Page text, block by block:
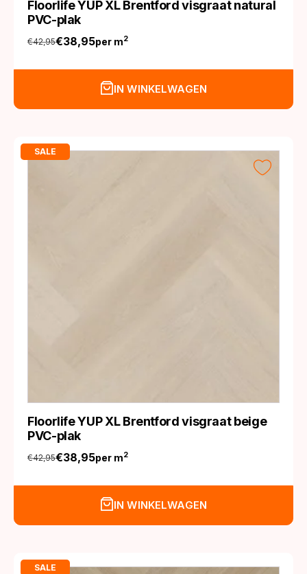
Floorlife YUP XL Brentford visgraat natural
PVC-plak
€42,95
Oorspronkelijke
prijs
€38,95
Huidige
prijs
per m2
IN WINKELWAGEN
SALE
Floorlife YUP XL Brentford visgraat beige
PVC-plak
€42,95
Oorspronkelijke
prijs
€38,95
Huidige
prijs
per m2
IN WINKELWAGEN
SALE